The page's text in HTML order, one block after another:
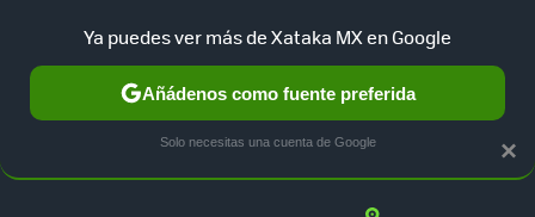
Twitter
×
Ya puedes ver más de Xataka MX en Google
Añádenos como fuente preferida
Solo necesitas una cuenta de Google